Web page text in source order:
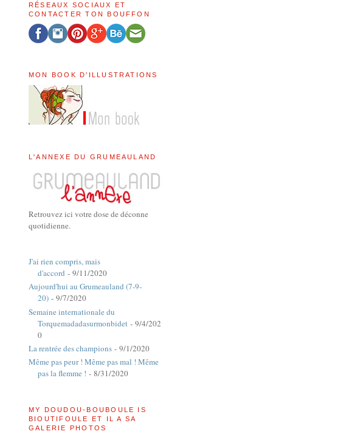
RÉSEAUX SOCIAUX ET
CONTACTER TON BOUFFON
MON BOOK D'ILLUSTRATIONS
L'ANNEXE DU GRUMEAULAND
Retrouvez ici votre dose de déconne
quotidienne.
J'ai rien compris, mais
d'accord - 9/11/2020
Aujourd'hui au Grumeauland (7-9-
20) - 9/7/2020
Semaine internationale du
Torquemadadasurmonbidet - 9/4/202
0
La rentrée des champions - 9/1/2020
Même pas peur ! Même pas mal ! Même
pas la flemme ! - 8/31/2020
MY DOUDOU-BOUBOULE IS
BIOUTIFOULE ET IL A SA
GALERIE PHOTOS